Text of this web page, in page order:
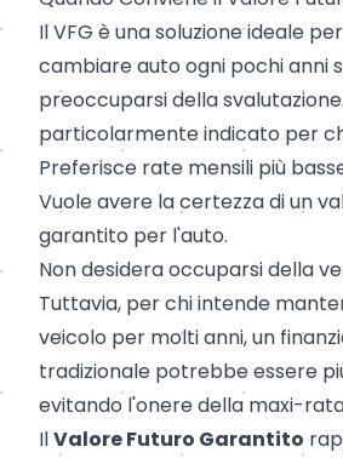
Il VFG è una soluzione ideale
cambiare auto ogni pochi anni
preoccuparsi della
particolarmente indicato per
Preferisce rate mensili più
Vuole avere la certezza di un
garantito per l'auto.
Non desidera occuparsi della
Tuttavia, per chi intende
veicolo per molti anni, un
tradizionale potrebbe essere
evitando l'onere della maxi-
IlValore Futuro Garantito